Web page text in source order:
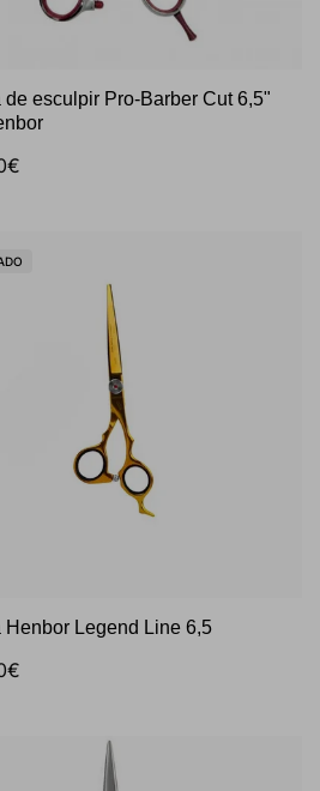
de esculpir Pro-Barber Cut 6,5"
Henbor Legend Line 6,5